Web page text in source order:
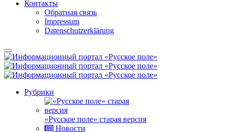
Контакты
Обратная связь
Impressum
Datenschutzerklärung
Рубрики
«Русское поле» старая версия
Новости